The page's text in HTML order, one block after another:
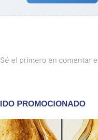
Sé el primero en comentar